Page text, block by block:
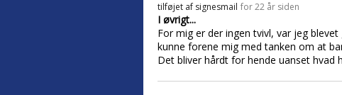
tilføjet af signesmail for 22 år siden
I øvrigt...
For mig er der ingen tvivl, var jeg
kunne forene mig med tanken om at
Det bliver hårdt for hende uanset hvad